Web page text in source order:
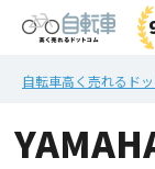
自転車高く売れるド